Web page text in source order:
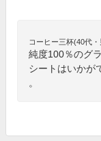
コーヒー三杯(40代・
純度100％のグ
シートはいかが
。